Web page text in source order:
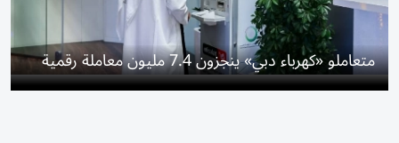
متعاملو «كهرباء دبي» ينجزون 7.4 مليون معاملة رقمية